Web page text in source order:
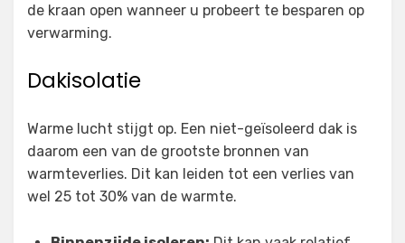
de kraan open wanneer u probeert te besparen op
verwarming.
Dakisolatie
Warme lucht stijgt op. Een niet-geïsoleerd dak is
daarom een van de grootste bronnen van
warmteverlies. Dit kan leiden tot een verlies van
wel 25 tot 30% van de warmte.